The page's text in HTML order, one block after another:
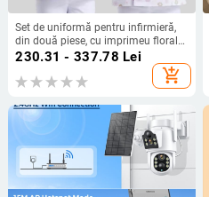
Set de uniformă pentru infirmieră,
din două piese, cu imprimeu floral
mic, pentru spital veterinar și centru
230.31 - 337.78 Lei
add_shopping_cart